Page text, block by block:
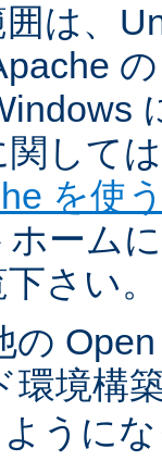
は、
関して
を使
ーム
さい。
の
環境構
うに